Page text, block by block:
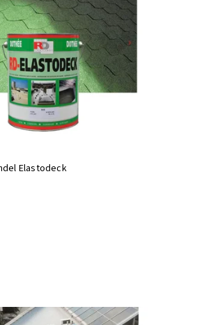
Elastodeck